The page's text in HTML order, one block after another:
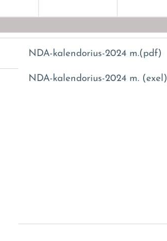
NDA-kalendorius-2024 m.(pdf)
NDA-kalendorius-2024 m. (exel)